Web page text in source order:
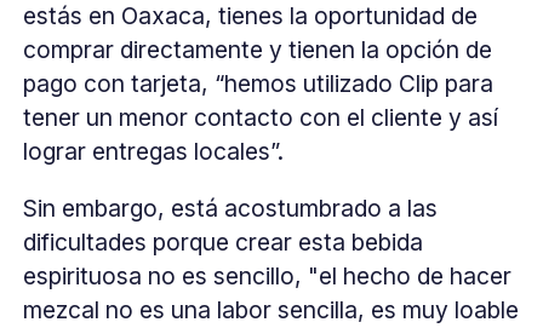
estás en Oaxaca, tienes la oportunidad de
comprar directamente y tienen la opción de
pago con tarjeta, “hemos utilizado Clip para
tener un menor contacto con el cliente y así
lograr entregas locales”.
Sin embargo, está acostumbrado a las
dificultades porque crear esta bebida
espirituosa no es sencillo, "el hecho de hacer
mezcal no es una labor sencilla, es muy loable